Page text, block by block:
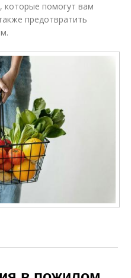
которые помогут вам
предотвратить